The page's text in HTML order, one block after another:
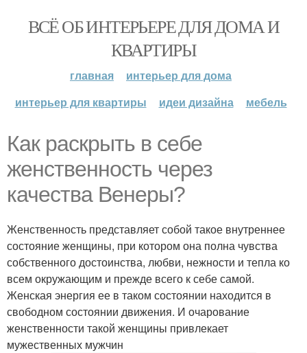
ВСЁ ОБ ИНТЕРЬЕРЕ ДЛЯ ДОМА И
КВАРТИРЫ
главная
интерьер для дома
интерьер для квартиры
идеи дизайна мебель
Как раскрыть в себе
женственность через
качества Венеры?
Женственность представляет собой такое внутреннее
состояние женщины, при котором она полна чувства
собственного достоинства, любви, нежности и тепла ко
всем окружающим и прежде всего к себе самой.
Женская энергия ее в таком состоянии находится в
свободном состоянии движения. И очарование
женственности такой женщины привлекает
мужественных мужчин